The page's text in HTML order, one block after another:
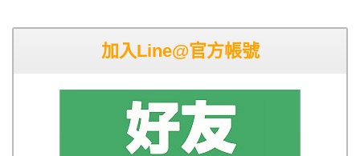
加入Line@官方帳號